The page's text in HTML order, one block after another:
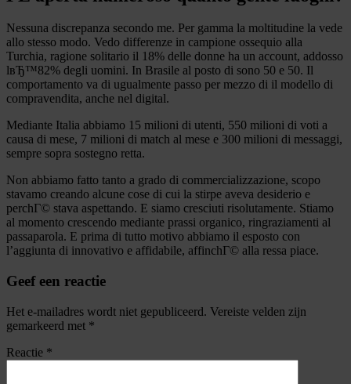
Nessuna discrepanza secondo me. Per gamma la moltitudine la vede
allo stesso modo. Vedo differenze in campione ossequio alla
Turchia, ragione solitario il 18% delle donne ha un account, addosso
lвЂ™82% degli uomini. In Brasile al posto di sono 50 e 50. Il
comportamento va di ugualmente passo per mezzo di il modello di
compravendita, anche nel digital.
Mediante Italia abbiamo 15 milioni di utenti, 550 milioni di voti a
causa di mese, 7 milioni di match al mese e 300 milioni di messaggi,
sempre sopra sostegno retta.
Non abbiamo fatto tanto a grado di commercializzazione, scopo
stavamo creando alcune cose di cui la stirpe aveva desiderio e
perchГ© stava aspettando. E siamo cresciuti risolutamente. Stiamo
al momento crescendo mediante prassi organico, ringraziamenti al
passaparola. E prima di tutto motivo abbiamo il esposto con
l’aggiunta di innovativo e affidabile, affinchГ© alla ressa piace.
Geef een reactie
Het e-mailadres wordt niet gepubliceerd. Vereiste velden zijn
gemarkeerd met *
Reactie *